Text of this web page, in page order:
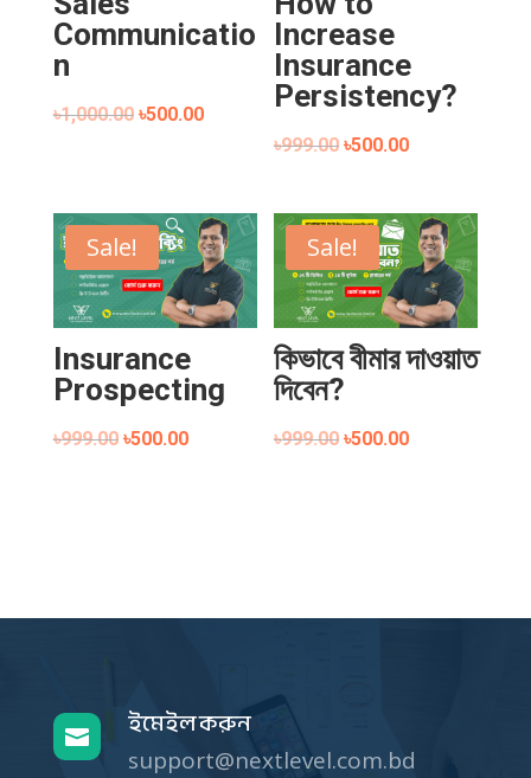
Communicatio
n
৳1,000.00 ৳500.00
Increase
Insurance
Persistency?
৳999.00 ৳500.00
Sale!
Insurance
Prospecting
৳999.00 ৳500.00
Sale!
কিভাবে বীমার দাওয়াত
দিবেন?
৳999.00 ৳500.00
 ইমেইল করুন
support@nextlevel.com.bd